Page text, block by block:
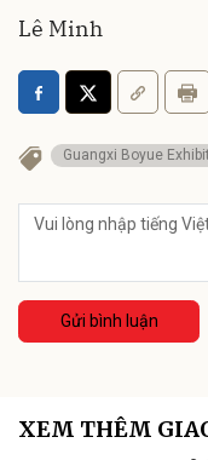
Lê Minh
Guangxi Boyue
Gửi bình luận
XEM THÊM